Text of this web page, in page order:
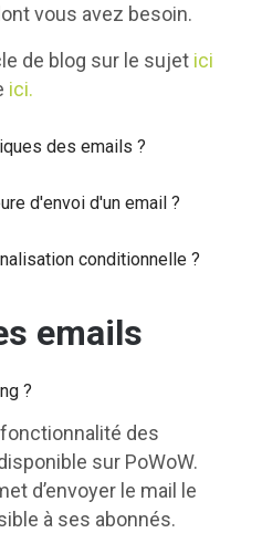
vous avez besoin.
de blog sur le sujet ici
ici.
des emails ?
d'envoi d'un email ?
conditionnelle ?
emails
?
fonctionnalité des
sur PoWoW.
d’envoyer le mail le
à ses abonnés.